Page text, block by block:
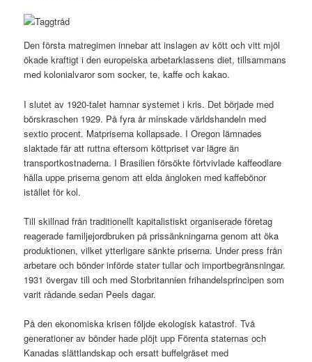
Den första matregimen innebar att inslagen av kött och vitt mjöl
ökade kraftigt i den europeiska arbetarklassens diet, tillsammans
med kolonialvaror som socker, te, kaffe och kakao.
I slutet av 1920-talet hamnar systemet i kris. Det började med
börskraschen 1929. På fyra år minskade världshandeln med
sextio procent. Matpriserna kollapsade. I Oregon lämnades
slaktade får att ruttna eftersom köttpriset var lägre än
transportkostnaderna. I Brasilien försökte förtvivlade kaffeodlare
hålla uppe priserna genom att elda ångloken med kaffebönor
istället för kol.
Till skillnad från traditionellt kapitalistiskt organiserade företag
reagerade familjejordbruken på prissänkningarna genom att öka
produktionen, vilket ytterligare sänkte priserna. Under press från
arbetare och bönder införde stater tullar och importbegränsningar.
1931 övergav till och med Storbritannien frihandelsprincipen som
varit rådande sedan Peels dagar.
På den ekonomiska krisen följde ekologisk katastrof. Två
generationer av bönder hade plöjt upp Förenta staternas och
Kanadas slättlandskap och ersatt buffelgräset med